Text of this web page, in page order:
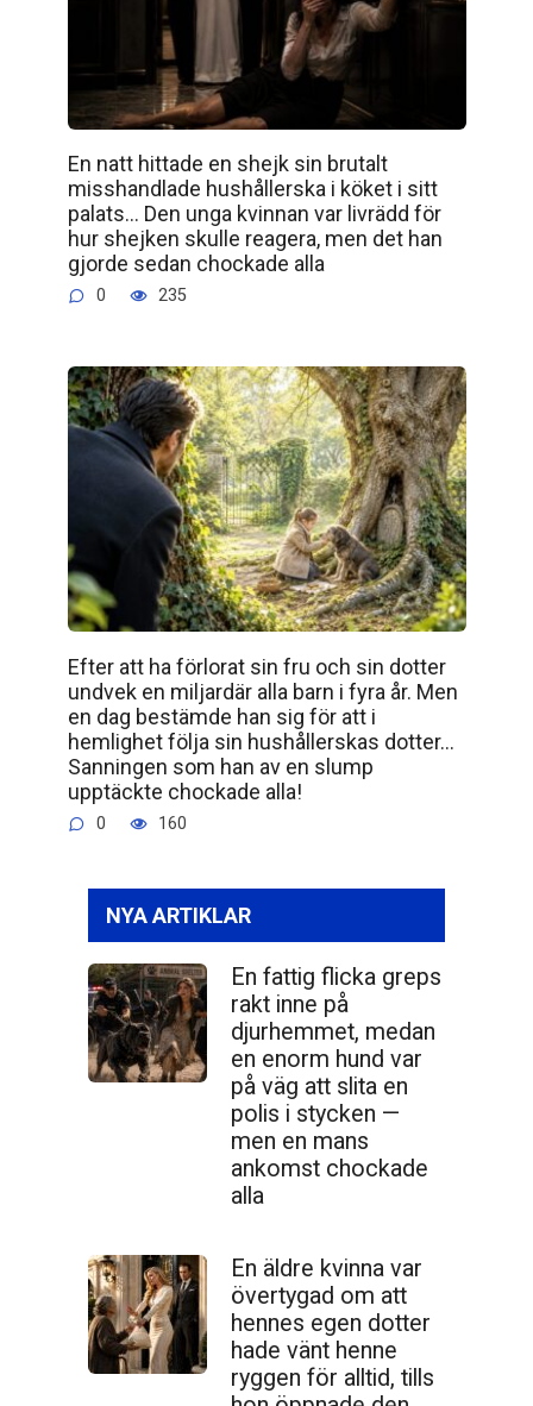
En natt hittade en shejk sin brutalt
misshandlade hushållerska i köket i sitt
palats… Den unga kvinnan var livrädd för
hur shejken skulle reagera, men det han
gjorde sedan chockade alla
0 235
Efter att ha förlorat sin fru och sin dotter
undvek en miljardär alla barn i fyra år. Men
en dag bestämde han sig för att i
hemlighet följa sin hushållerskas dotter…
Sanningen som han av en slump
upptäckte chockade alla!
0 160
NYA ARTIKLAR
En fattig flicka greps
rakt inne på
djurhemmet, medan
en enorm hund var
på väg att slita en
polis i stycken —
men en mans
ankomst chockade
alla
En äldre kvinna var
övertygad om att
hennes egen dotter
hade vänt henne
ryggen för alltid, tills